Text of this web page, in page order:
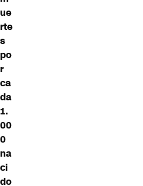
ue
rte
s
po
r
ca
da
1.
00
0
na
ci
do